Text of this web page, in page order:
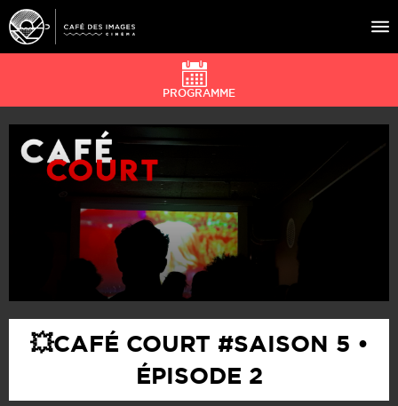
À L’AFFICHE
CAFÉ DU CINÉ
PRATIQUE
ÉDUCATION AUX IMAGES
PROGRAMME
💥CAFÉ COURT #SAISON 5 •
ÉPISODE 2